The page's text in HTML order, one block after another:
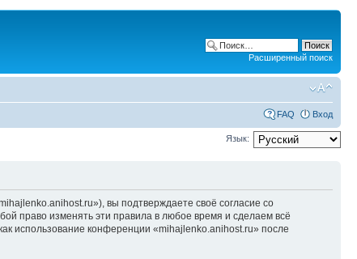
Расширенный поиск
FAQ Вход
Язык:
вы подтверждаете своё согласие со
право изменять эти правила в любое время и сделаем всё
использование конференции «mihajlenko.anihost.ru» после